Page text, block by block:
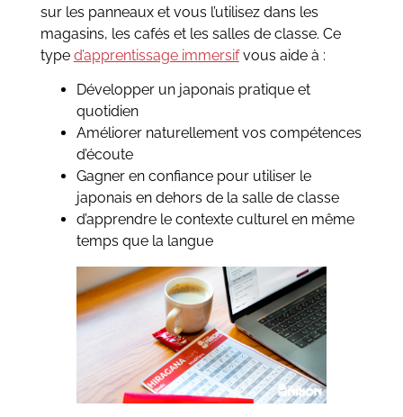
sur les panneaux et vous l’utilisez dans les
magasins, les cafés et les salles de classe. Ce
type d’apprentissage immersifvous aide à :
Développer un japonais pratique et
quotidien
Améliorer naturellement vos compétences
d’écoute
Gagner en confiance pour utiliser le
japonais en dehors de la salle de classe
d’apprendre le contexte culturel en même
temps que la langue